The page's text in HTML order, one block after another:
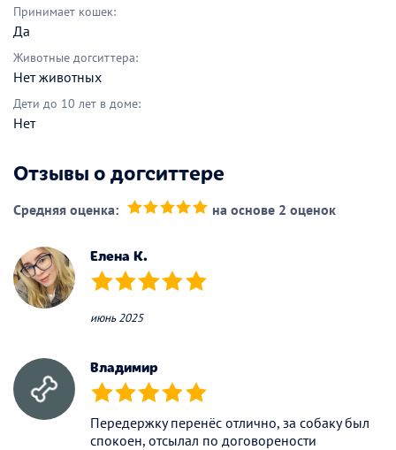
Принимает кошек:
Да
Животные догситтера:
Нет животных
Дети до 10 лет в доме:
Нет
Отзывы о догситтере
Средняя оценка: на основе 2 оценок
Елена К.
(*) (*) (*) (*) (*)
июнь 2025
Владимир
(*) (*) (*) (*) (*)
Передержку перенёс отлично, за собаку был
спокоен, отсылал по договорености